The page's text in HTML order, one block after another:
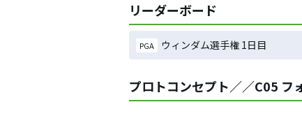
リーダーボード
PGA ウィンダム選手権 1日目
プロトコンセプト／／C05 フ